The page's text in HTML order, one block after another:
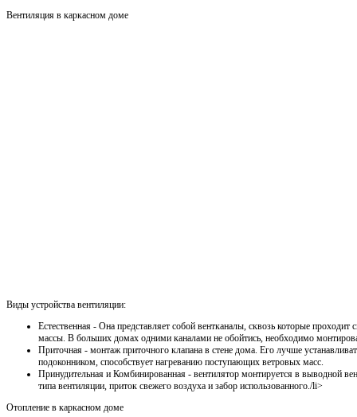
Вентиляция в каркасном доме
Виды устройства вентиляции:
Естественная - Она представляет собой вентканалы, сквозь которые
массы. В больших домах одними каналами не обойтись, необходимо
Приточная - монтаж приточного клапана в стене дома. Его лучше
подоконником, способствует нагреванию поступающих ветровых масс.
Принудительная и Комбинированная - вентилятор монтируется в выводной
типа вентиляции, приток свежего воздуха и забор использованного./li>
Отопление в каркасном доме